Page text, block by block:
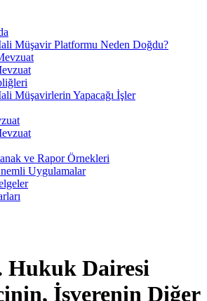
Müşavir Platformu Neden Doğdu?
Müşavirlerin Yapacağı İşler
ve Rapor Örnekleri
Uygulamalar
Hukuk Dairesi
İşverenin Diğer